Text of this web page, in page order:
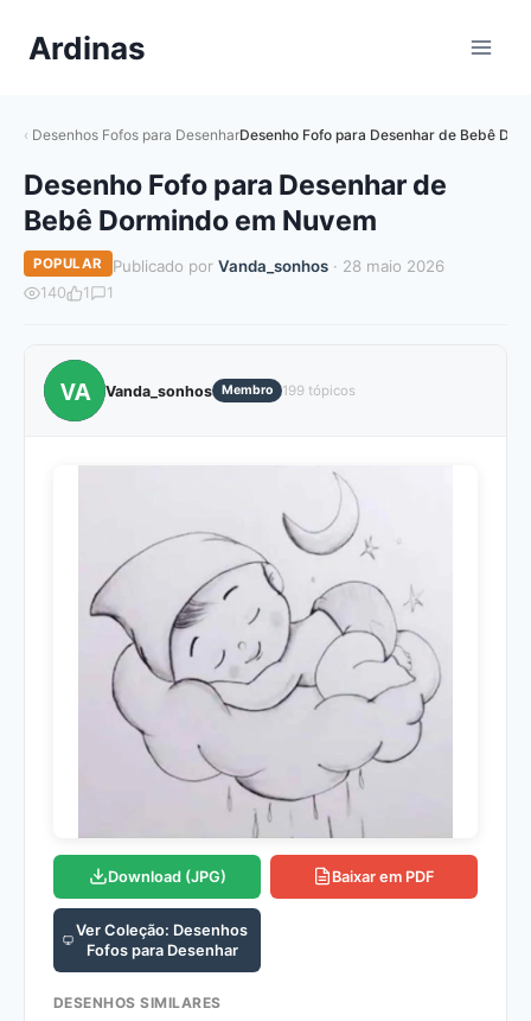
paraArdinas
Desenhos Fofos para DesenharDesenho Fofo para Desenhar de Bebê
Desenho Fofo para Desenhar de
Bebê Dormindo em Nuvem
POPULAR Publicado por Vanda_sonhos· 28 maio 2026
140 1 1
VA Vanda_sonhos Membro 199 tópicos
Download (JPG) Baixar em PDF
Ver Coleção: Desenhos
Fofos para Desenhar
DESENHOS SIMILARES